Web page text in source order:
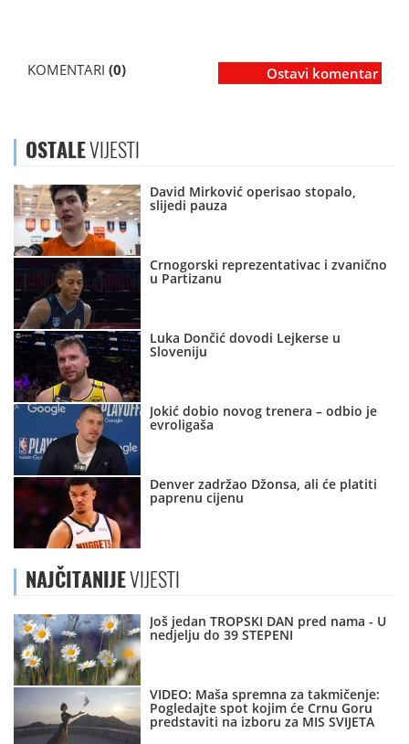
KOMENTARI (0) Ostavi komentar
OSTALEVIJESTI
David Mirković operisao stopalo,
slijedi pauza
Crnogorski reprezentativac i zvanično
u Partizanu
Luka Dončić dovodi Lejkerse u
Sloveniju
Jokić dobio novog trenera – odbio je
evroligaša
Denver zadržao Džonsa, ali će platiti
paprenu cijenu
NAJČITANIJEVIJESTI
Još jedan TROPSKI DAN pred nama - U
nedjelju do 39 STEPENI
VIDEO: Maša spremna za takmičenje:
Pogledajte spot kojim će Crnu Goru
predstaviti na izboru za MIS SVIJETA